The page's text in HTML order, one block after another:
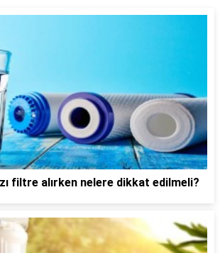
filtre alırken nelere dikkat edilmeli?